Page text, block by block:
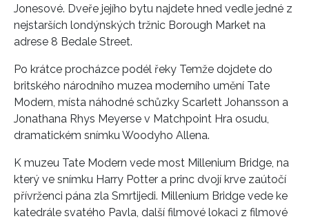
Jonesové. Dveře jejího bytu najdete hned vedle jedné z
nejstarších londýnských tržnic Borough Market na
adrese 8 Bedale Street.
Po krátce procházce podél řeky Temže dojdete do
britského národního muzea moderního umění Tate
Modern, místa náhodné schůzky Scarlett Johansson a
Jonathana Rhys Meyerse v Matchpoint Hra osudu,
dramatickém snímku Woodyho Allena.
K muzeu Tate Modern vede most Millenium Bridge, na
který ve snímku Harry Potter a princ dvojí krve zaútočí
přívrženci pána zla Smrtijedi. Millenium Bridge vede ke
katedrále svatého Pavla, další filmové lokaci z filmové